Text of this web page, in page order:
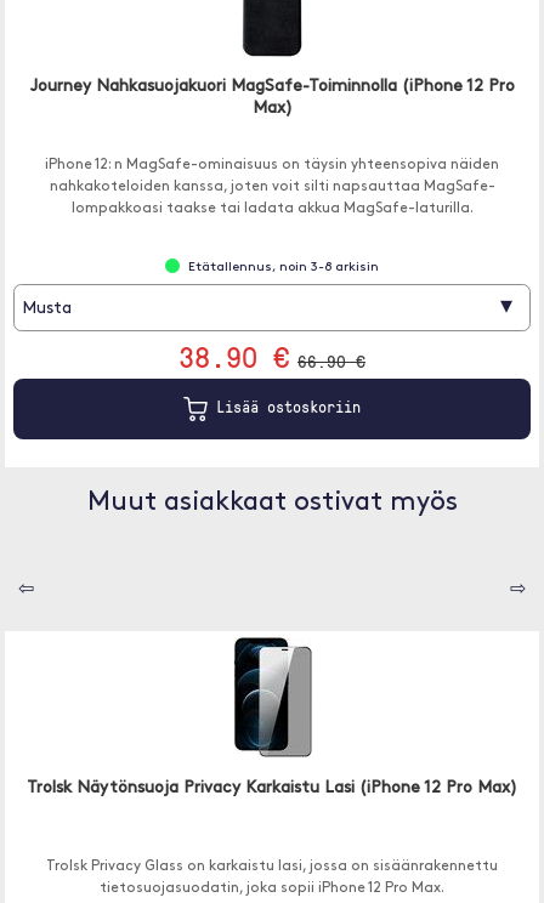
Journey Nahkasuojakuori MagSafe-Toiminnolla (iPhone 12 Pro
Max)
iPhone 12: n MagSafe-ominaisuus on täysin yhteensopiva näiden
nahkakoteloiden kanssa, joten voit silti napsauttaa MagSafe-
lompakkoasi taakse tai ladata akkua MagSafe-laturilla.
Etätallennus, noin 3-8 arkisin
Musta ▾
38.90 € 66.90 €
Lisää ostoskoriin
Muut asiakkaat ostivat myös
⇦ ⇨
Trolsk Näytönsuoja Privacy Karkaistu Lasi (iPhone 12 Pro Max)
Trolsk Privacy Glass on karkaistu lasi, jossa on sisäänrakennettu
tietosuojasuodatin, joka sopii iPhone 12 Pro Max.